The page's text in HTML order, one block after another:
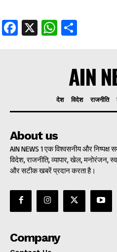
Facebook
X WhatsApp
AIN
देश विदेश राजनीति
About us
AIN NEWS 1 एक विश्वसनीय और निष्पक्ष
विदेश, राजनीति, व्यापार, खेल, मनोरंजन,
और सटीक खबरें प्रदान करता है।
Company